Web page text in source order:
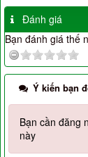
Đánh giá
Bạn đánh giá thế
Ý kiến bạn
Bạn cần đăng
này